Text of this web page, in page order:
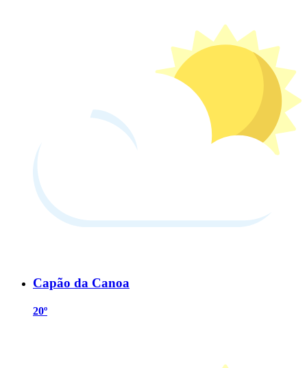
Capão da Canoa
20º